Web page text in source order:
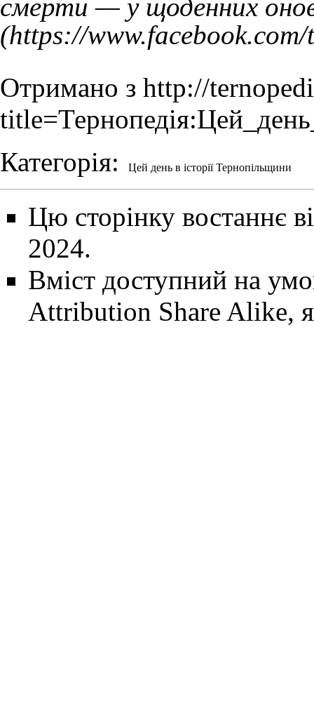
смерти — у щоденних
Отримано з http://
Категорія: Цей день в історії Тернопільщини
Цю сторінку востаннє
2024.
Вміст доступний на
Attribution Share Alike,